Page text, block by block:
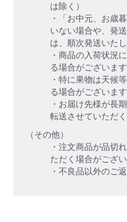
は除く）
・「お中元、お歳
いない場合や、発
は、順次発送いたし
・商品の入荷状況
る場合がございます
・特に果物は天候
る場合がございます
・お届け先様が長
転送させていただ
（その他）
・注文商品が品切
ただく場合がござい
・不良品以外のご